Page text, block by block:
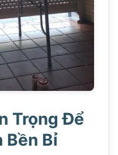
Trọng Để
Bền Bỉ